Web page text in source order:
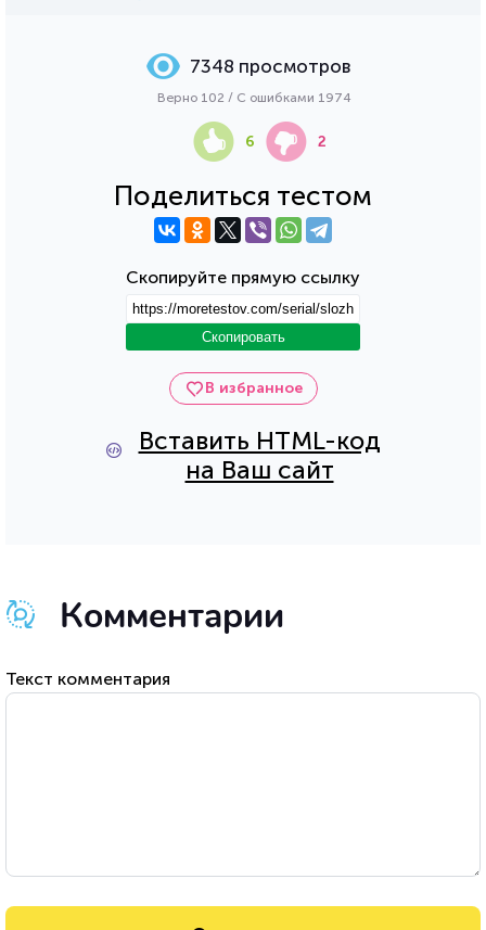
В избранное
Вставить HTML-код
на Ваш сайт
Поделиться тестом
Скопируйте прямую ссылку
Скопировать
7348 просмотров
Верно 102 / С ошибками 1974
6 2
Комментарии
Текст комментария